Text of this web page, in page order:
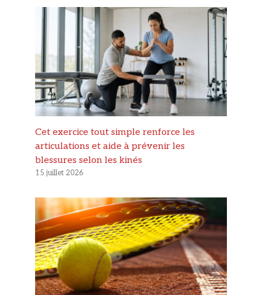
Cet exercice tout simple renforce les
articulations et aide à prévenir les
blessures selon les kinés
15 juillet 2026